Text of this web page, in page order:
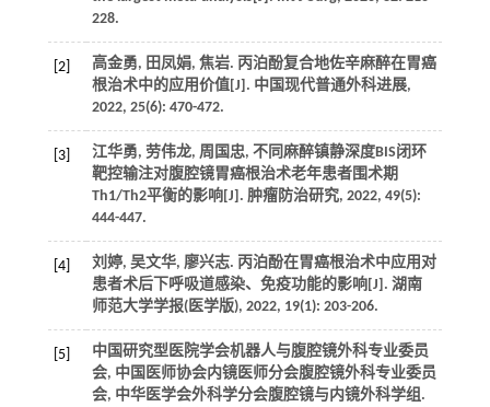
228.
[2]
高金勇, 田凤娟, 焦岩. 丙泊酚复合地佐辛麻醉在胃癌
根治术中的应用价值[J]. 中国现代普通外科进展,
2022, 25(6): 470-472.
[3]
江华勇, 劳伟龙, 周国忠, 不同麻醉镇静深度BIS闭环
靶控输注对腹腔镜胃癌根治术老年患者围术期
Th1/Th2平衡的影响[J]. 肿瘤防治研究, 2022, 49(5):
444-447.
[4]
刘婷, 吴文华, 廖兴志. 丙泊酚在胃癌根治术中应用对
患者术后下呼吸道感染、免疫功能的影响[J]. 湖南
师范大学学报(医学版), 2022, 19(1): 203-206.
[5]
中国研究型医院学会机器人与腹腔镜外科专业委员
会, 中国医师协会内镜医师分会腹腔镜外科专业委员
会, 中华医学会外科学分会腹腔镜与内镜外科学组.